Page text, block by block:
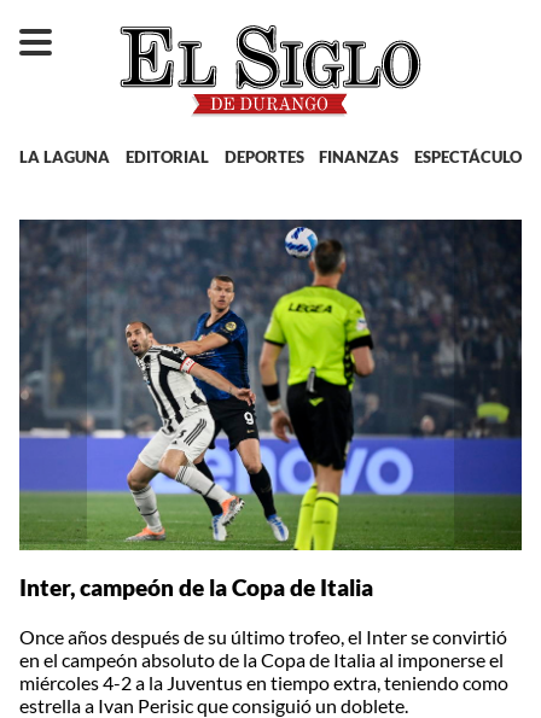
LA LAGUNA EDITORIAL DEPORTES FINANZAS ESPECTÁCULOS
Inter, campeón de la Copa de Italia
Once años después de su último trofeo, el Inter se convirtió
en el campeón absoluto de la Copa de Italia al imponerse el
miércoles 4-2 a la Juventus en tiempo extra, teniendo como
estrella a Ivan Perisic que consiguió un doblete.